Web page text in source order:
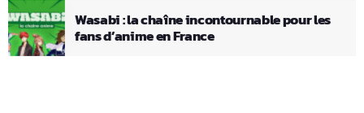
Wasabi : la chaîne incontournable pour les
fans d’anime en France